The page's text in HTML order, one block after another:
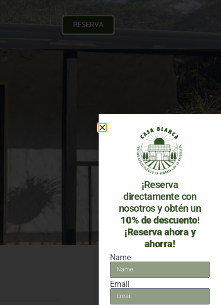
RESERVA
¡Reserva
directamente con
nosotros y obtén un
10% de descuento!
¡Reserva ahora y
ahorra!
Name
Email